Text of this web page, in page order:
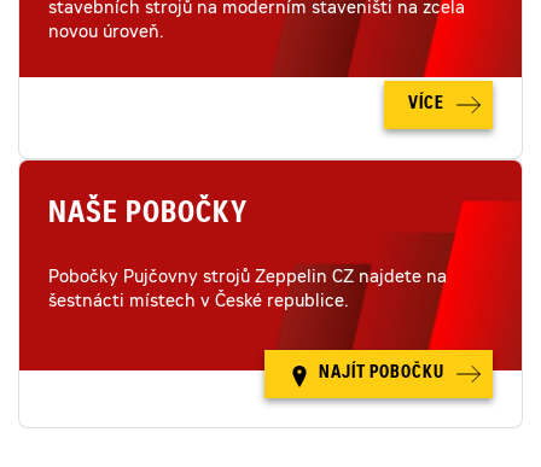
stavebních strojů na moderním staveništi na zcela
novou úroveň.
VÍCE
NAŠE POBOČKY
Pobočky Pujčovny strojů Zeppelin CZ najdete na
šestnácti místech v České republice.
NAJÍT POBOČKU